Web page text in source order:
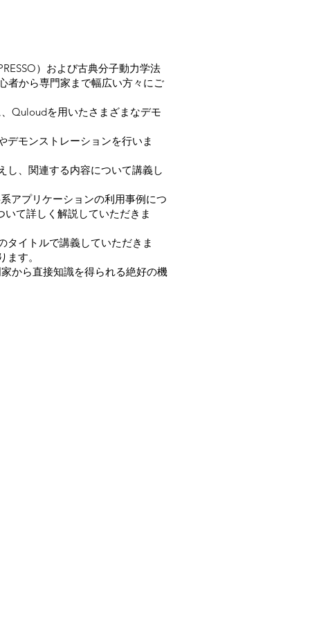
）および古典分子動力学法
者から専門家まで幅広い方々にご
Quloudを用いたさまざまなデモ
デモンストレーションを行いま
し、関連する内容について講義し
アプリケーションの利用事例につ
て詳しく解説していただきま
タイトルで講義していただきま
す。
から直接知識を得られる絶好の機